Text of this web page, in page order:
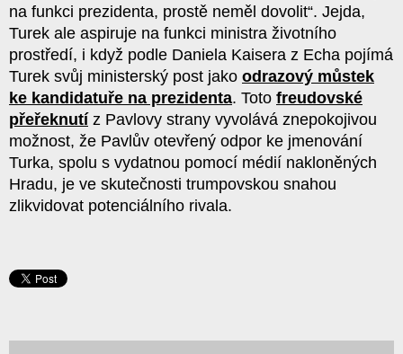
na funkci prezidenta, prostě neměl dovolit“. Jejda,
Turek ale aspiruje na funkci ministra životního
prostředí, i když podle Daniela Kaisera z Echa pojímá
Turek svůj ministerský post jako odrazový můstek
ke kandidatuře na prezidenta. Toto freudovské
přeřeknutí z Pavlovy strany vyvolává znepokojivou
možnost, že Pavlův otevřený odpor ke jmenování
Turka, spolu s vydatnou pomocí médií nakloněných
Hradu, je ve skutečnosti trumpovskou snahou
zlikvidovat potenciálního rivala.